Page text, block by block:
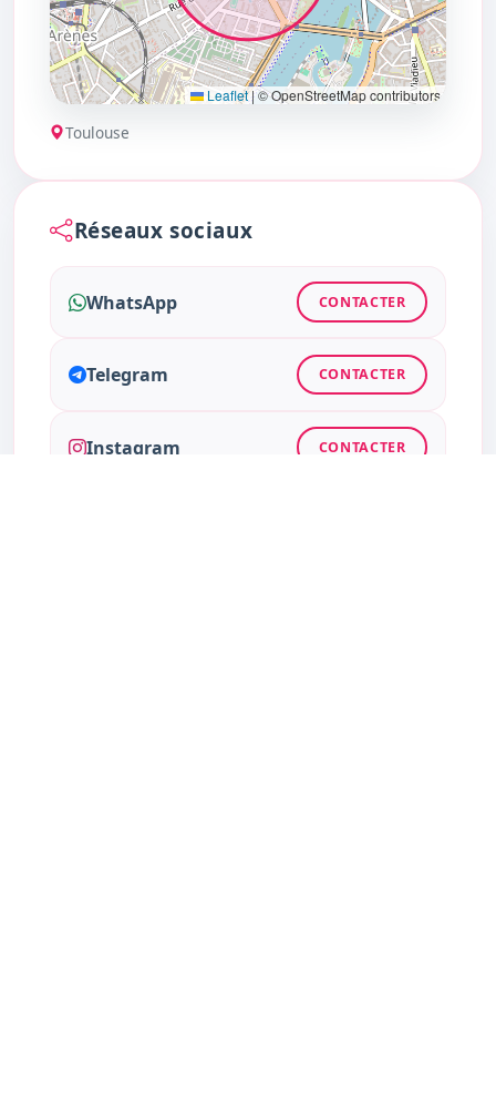
Leaflet|© OpenStreetMap contributors
Toulouse
Réseaux sociaux
WhatsApp CONTACTER
Telegram CONTACTER
Instagram CONTACTER